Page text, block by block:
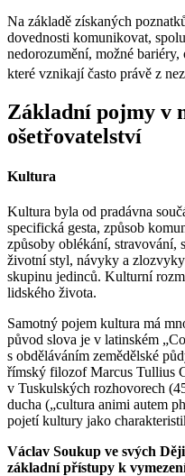
Na základě získaných
dovednosti komunikovat,
nedorozumění, možné
které vznikají často právě z
Základní pojmy v
ošetřovatelství
Kultura
Kultura byla od pradávna
specifická gesta, způsob
způsoby oblékání, stravování,
životní styl, návyky a
skupinu jedinců. Kulturní
lidského života.
Samotný pojem kultura má
původ slova je v latinském
s obděláváním zemědělské
římský filozof Marcus Tullius
v Tuskulských rozhovorech
ducha („cultura animi autem
pojetí kultury jako
Václav Soukup ve svých
základní přístupy k